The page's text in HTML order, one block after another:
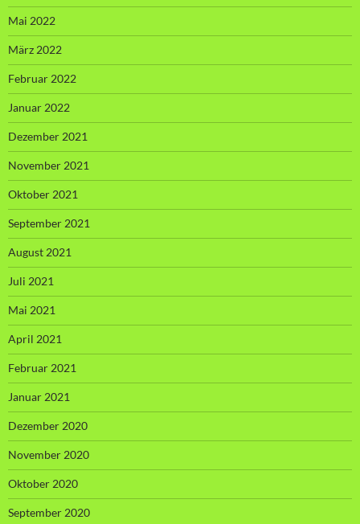
Mai 2022
März 2022
Februar 2022
Januar 2022
Dezember 2021
November 2021
Oktober 2021
September 2021
August 2021
Juli 2021
Mai 2021
April 2021
Februar 2021
Januar 2021
Dezember 2020
November 2020
Oktober 2020
September 2020